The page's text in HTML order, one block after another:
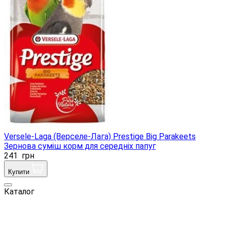
Versele-Laga (Верселе-Лага) Prestige Big Parakeets
Зернова суміш корм для середніх папуг
241
грн
Купити
Каталог